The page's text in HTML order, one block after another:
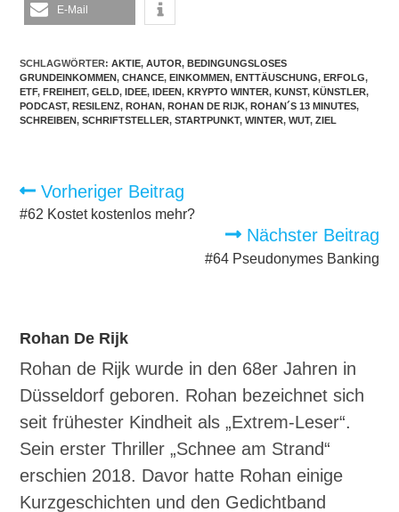
E-Mail
SCHLAGWÖRTER:AKTIE, AUTOR, BEDINGUNGSLOSES
GRUNDEINKOMMEN, CHANCE, EINKOMMEN, ENTTÄUSCHUNG, ERFOLG,
ETF, FREIHEIT, GELD, IDEE, IDEEN, KRYPTO WINTER, KUNST, KÜNSTLER,
PODCAST, RESILENZ, ROHAN, ROHAN DE RIJK, ROHAN´S 13 MINUTES,
SCHREIBEN, SCHRIFTSTELLER, STARTPUNKT, WINTER, WUT, ZIEL
Weitere
Artikel
ansehen
Vorheriger Beitrag
#62 Kostet kostenlos mehr?
Nächster Beitrag
#64 Pseudonymes Banking
Rohan De Rijk
Rohan de Rijk wurde in den 68er Jahren in
Düsseldorf geboren. Rohan bezeichnet sich
seit frühester Kindheit als „Extrem-Leser“.
Sein erster Thriller „Schnee am Strand“
erschien 2018. Davor hatte Rohan einige
Kurzgeschichten und den Gedichtband